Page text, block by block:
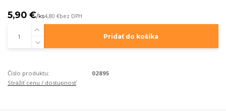
5,90 €/ks4,80 €bez DPH
Pridať do košíka
Číslo produktu:
02895
Strážiť cenu / dostupnosť